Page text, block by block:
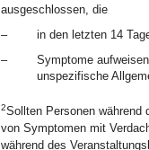
ausgeschlossen, die
–
in den letzten 14
–
Symptome
unspezifische
2Sollten Personen während
von Symptomen mit
während des